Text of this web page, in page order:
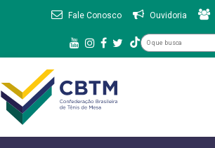
Fale Conosco Ouvidoria